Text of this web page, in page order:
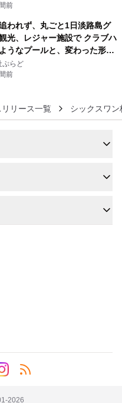
前
われず、丸ごと1日淡路島グ
光、レジャー施設で クラブハ
うなプールと、変わった形の
「THE BOXY AWAJI」のお
まり連泊プランで
ぷらど
前
リース一覧 シックスワン
2026